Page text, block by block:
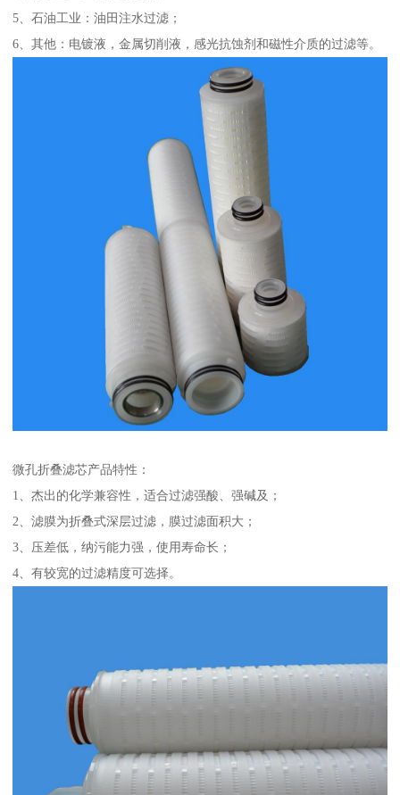
5、石油工业：油田注水过滤；
6、其他：电镀液，金属切削液，感光抗蚀剂和磁性介质的过滤等。
微孔折叠滤芯产品特性：
1、杰出的化学兼容性，适合过滤强酸、强碱及；
2、滤膜为折叠式深层过滤，膜过滤面积大；
3、压差低，纳污能力强，使用寿命长；
4、有较宽的过滤精度可选择。